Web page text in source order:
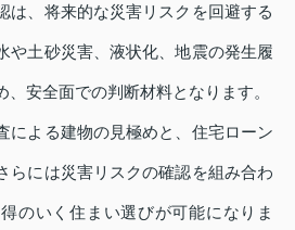
は、将来的な災害リスクを回避する
や土砂災害、液状化、地震の発生履
安全面での判断材料となります。
による建物の見極めと、住宅ローン
らには災害リスクの確認を組み合わ
のいく住まい選びが可能になりま